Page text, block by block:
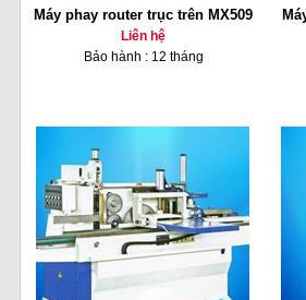
Máy phay router trục trên MX509
Liên hệ
Bảo hành : 12 tháng